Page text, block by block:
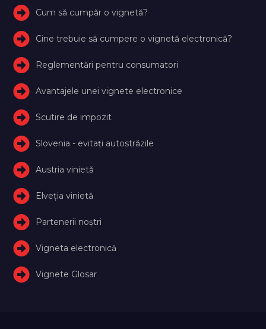
Cum să cumpăr o vignetă?
Cine trebuie să cumpere o vignetă electronică?
Reglementări pentru consumatori
Avantajele unei vignete electronice
Scutire de impozit
Slovenia - evitați autostrăzile
Austria vinietă
Elveţia vinietă
Partenerii noștri
Vigneta electronică
Vignete Glosar